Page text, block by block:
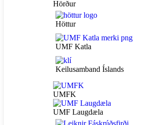
Hörður
Höttur
UMF Katla
Keilusamband Íslands
UMFK
UMF Laugdæla